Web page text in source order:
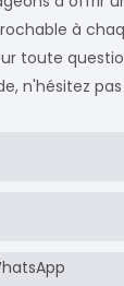
à
toute
n'hésitez